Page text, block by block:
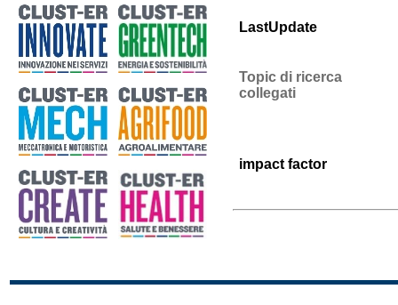
LastUpdate
Topic di ricerca
collegati
impact factor